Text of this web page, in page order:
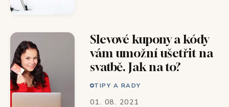
Slevové kupony a kódy
vám umožní ušetřit na
svatbě. Jak na to?
TIPY A RADY
01. 08. 2021